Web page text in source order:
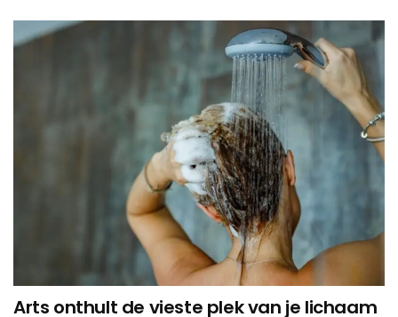
Arts onthult de vieste plek van je lichaam